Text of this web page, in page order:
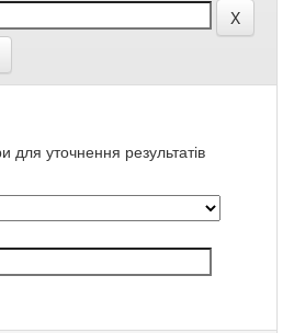
для уточнення результатів